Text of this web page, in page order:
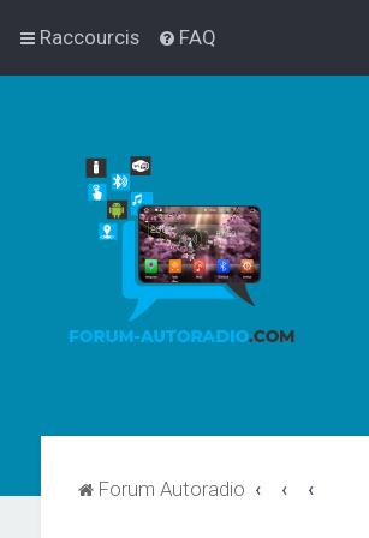
Raccourcis FAQ
Forum Autoradio